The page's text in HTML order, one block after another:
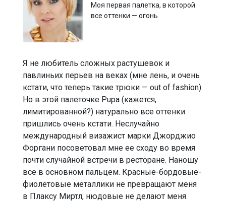
Моя первая палетка, в которой
все оттенки — огонь
Я не любитель сложных растушевок и
павлиньих перьев на веках (мне лень, и очень
кстати, что теперь такие трюки — out of fashion).
Но в этой палеточке Pupa (кажется,
лимитированной?) натурально все оттенки
пришлись очень кстати. Неслучайно
международный визажист марки Джорджио
Форгани посоветовал мне ее сходу во время
почти случайной встречи в ресторане. Наношу
все в основном пальцем. Красные-бордовые-
фиолетовые металлики не превращают меня
в Плаксу Миртл, нюдовые не делают меня